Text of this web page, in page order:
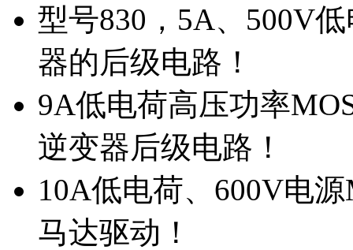
型号830，5A、500V
器的后级电路！
9A低电荷高压功率
逆变器后级电路！
10A低电荷、600V电
马达驱动！